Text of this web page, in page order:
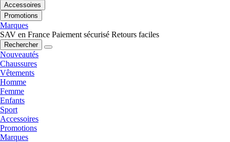
Accessoires
Promotions
Marques
SAV en France Paiement sécurisé Retours faciles
Rechercher
Nouveautés
Chaussures
Vêtements
Homme
Femme
Enfants
Sport
Accessoires
Promotions
Marques